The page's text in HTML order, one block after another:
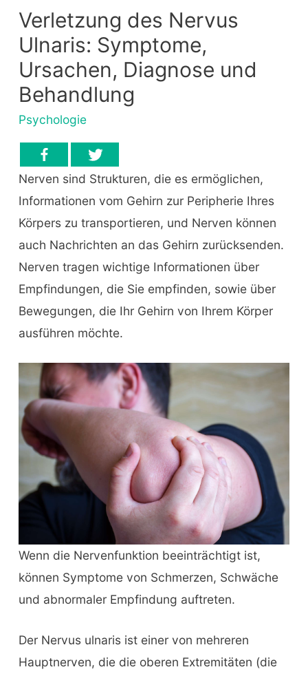
Verletzung des Nervus
Ulnaris: Symptome,
Ursachen, Diagnose und
Behandlung
Psychologie
Nerven sind Strukturen, die es ermöglichen,
Informationen vom Gehirn zur Peripherie Ihres
Körpers zu transportieren, und Nerven können
auch Nachrichten an das Gehirn zurücksenden.
Nerven tragen wichtige Informationen über
Empfindungen, die Sie empfinden, sowie über
Bewegungen, die Ihr Gehirn von Ihrem Körper
ausführen möchte.
Wenn die Nervenfunktion beeinträchtigt ist,
können Symptome von Schmerzen, Schwäche
und abnormaler Empfindung auftreten.
Der Nervus ulnaris ist einer von mehreren
Hauptnerven, die die oberen Extremitäten (die